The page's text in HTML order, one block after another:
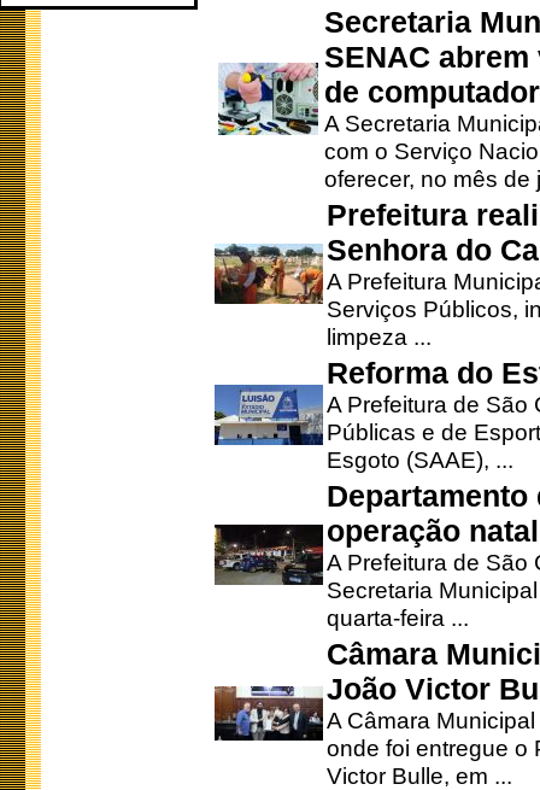
Secretaria
SENAC
de
A Secretaria
com o Serviço
oferecer, no mês de
Prefeitura
Senhora do
A Prefeitura
Serviços Públicos,
limpeza ...
Reforma do
A Prefeitura de São
Públicas e de
Esgoto (SAAE), ...
operação
A Prefeitura de São
Secretaria
quarta-feira ...
Câmara
João Victor
A Câmara
onde foi entregue o
Victor Bulle, em ...